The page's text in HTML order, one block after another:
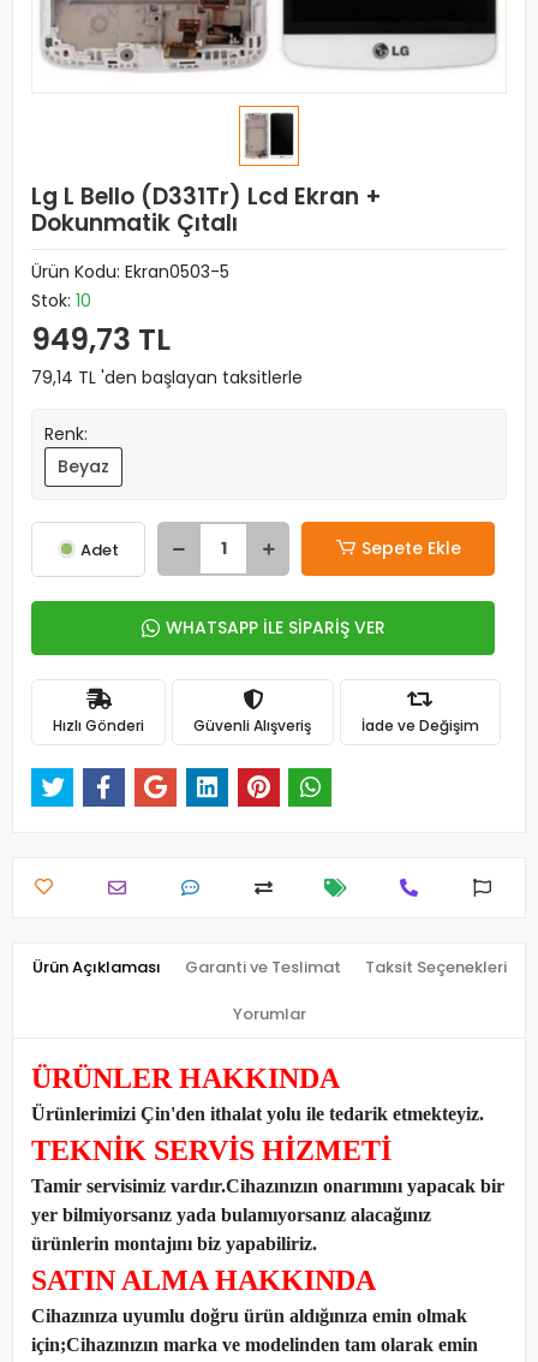
Lg L Bello (D331Tr) Lcd Ekran +
Dokunmatik Çıtalı
Ürün Kodu: Ekran0503-5
Stok: 10
949,73 TL
79,14 TL 'den başlayan taksitlerle
Renk:
Beyaz
Adet Sepete Ekle
WHATSAPP İLE SİPARİŞ VER
Hızlı Gönderi Güvenli Alışveriş İade ve Değişim
Ürün Açıklaması Garanti ve Teslimat Taksit Seçenekleri
Yorumlar
ÜRÜNLER HAKKINDA
Ürünlerimizi Çin'den ithalat yolu ile tedarik etmekteyiz.
TEKNİK SERVİS HİZMETİ
Tamir servisimiz vardır.Cihazınızın onarımını yapacak bir
yer bilmiyorsanız yada bulamıyorsanız alacağınız
ürünlerin montajını biz yapabiliriz.
SATIN ALMA HAKKINDA
Cihazınıza uyumlu doğru ürün aldığınıza emin olmak
için;Cihazınızın marka ve modelinden tam olarak emin